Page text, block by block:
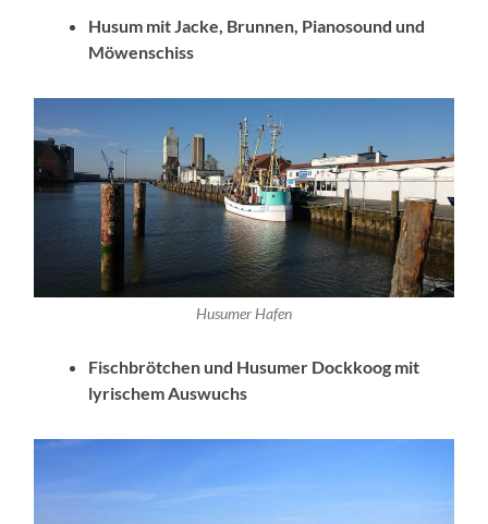
Husum mit Jacke, Brunnen, Pianosound und
Möwenschiss
Husumer Hafen
Fischbrötchen und Husumer Dockkoog mit
lyrischem Auswuchs